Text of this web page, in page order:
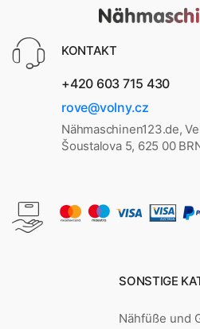
KONTAKT
+420 603 715 430
rove@volny.cz
Nähmaschinen123.de,
Šoustalova 5, 625 00
SONSTIGE
Nähfüße und